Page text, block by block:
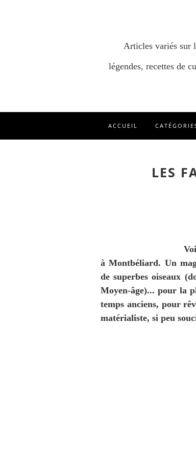
Articles variés sur
légendes, recettes de
ACCUEIL
LES
à Montbéliard. Un
de superbes oiseaux
Moyen-âge)... pour la
temps anciens, pour
matérialiste, si peu